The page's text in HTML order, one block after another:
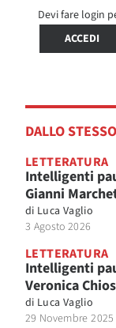
Devi fare login
ACCEDI
DALLO
LETTERATURA
Intelligenti
Gianni
di Luca Vaglio
3 Agosto 2026
LETTERATURA
Intelligenti
Veronica
di Luca Vaglio
29 Novembre 2025